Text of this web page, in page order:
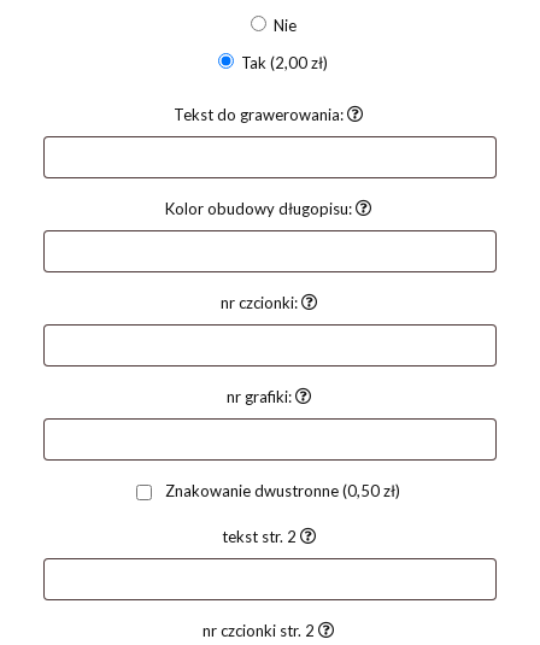
Nie
Tak(2,00 zł)
Tekst do grawerowania:
Kolor obudowy długopisu:
nr czcionki:
nr grafiki:
Znakowanie dwustronne(0,50 zł)
tekst str. 2
nr czcionki str. 2